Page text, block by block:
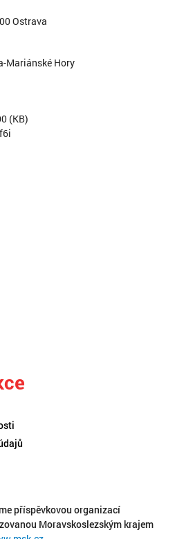
Ostrava
Mariánské Hory
(KB)
příspěvkovou organizací
Moravskoslezským krajem